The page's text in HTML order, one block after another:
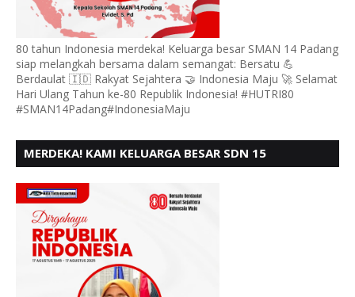
80 tahun Indonesia merdeka! Keluarga besar SMAN 14 Padang
siap melangkah bersama dalam semangat: Bersatu 💪
Berdaulat 🇮🇩 Rakyat Sejahtera 🤝 Indonesia Maju 🚀 Selamat
Hari Ulang Tahun ke-80 Republik Indonesia! #HUTRI80
#SMAN14Padang#IndonesiaMaju
MERDEKA! KAMI KELUARGA BESAR SDN 15